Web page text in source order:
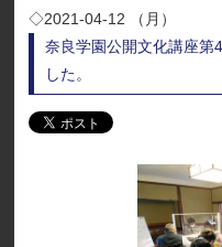
◇2021-04-12 （月）
奈良学園公開文化講座第
した。